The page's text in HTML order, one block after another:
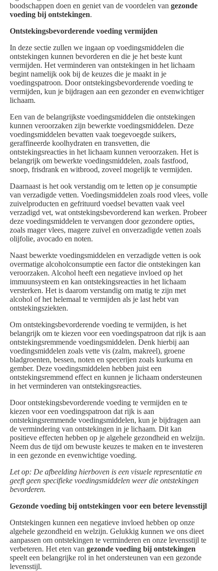
boodschappen doen en geniet van de voordelen van gezonde
voeding bij ontstekingen.
Ontstekingsbevorderende voeding vermijden
In deze sectie zullen we ingaan op voedingsmiddelen die
ontstekingen kunnen bevorderen en die je het beste kunt
vermijden. Het verminderen van ontstekingen in het lichaam
begint namelijk ook bij de keuzes die je maakt in je
voedingspatroon. Door ontstekingsbevorderende voeding te
vermijden, kun je bijdragen aan een gezonder en evenwichtiger
lichaam.
Een van de belangrijkste voedingsmiddelen die ontstekingen
kunnen veroorzaken zijn bewerkte voedingsmiddelen. Deze
voedingsmiddelen bevatten vaak toegevoegde suikers,
geraffineerde koolhydraten en transvetten, die
ontstekingsreacties in het lichaam kunnen veroorzaken. Het is
belangrijk om bewerkte voedingsmiddelen, zoals fastfood,
snoep, frisdrank en witbrood, zoveel mogelijk te vermijden.
Daarnaast is het ook verstandig om te letten op je consumptie
van verzadigde vetten. Voedingsmiddelen zoals rood vlees, volle
zuivelproducten en gefrituurd voedsel bevatten vaak veel
verzadigd vet, wat ontstekingsbevorderend kan werken. Probeer
deze voedingsmiddelen te vervangen door gezondere opties,
zoals mager vlees, magere zuivel en onverzadigde vetten zoals
olijfolie, avocado en noten.
Naast bewerkte voedingsmiddelen en verzadigde vetten is ook
overmatige alcoholconsumptie een factor die ontstekingen kan
veroorzaken. Alcohol heeft een negatieve invloed op het
immuunsysteem en kan ontstekingsreacties in het lichaam
versterken. Het is daarom verstandig om matig te zijn met
alcohol of het helemaal te vermijden als je last hebt van
ontstekingsziekten.
Om ontstekingsbevorderende voeding te vermijden, is het
belangrijk om te kiezen voor een voedingspatroon dat rijk is aan
ontstekingsremmende voedingsmiddelen. Denk hierbij aan
voedingsmiddelen zoals vette vis (zalm, makreel), groene
bladgroenten, bessen, noten en specerijen zoals kurkuma en
gember. Deze voedingsmiddelen hebben juist een
ontstekingsremmend effect en kunnen je lichaam ondersteunen
in het verminderen van ontstekingsreacties.
Door ontstekingsbevorderende voeding te vermijden en te
kiezen voor een voedingspatroon dat rijk is aan
ontstekingsremmende voedingsmiddelen, kun je bijdragen aan
de vermindering van ontstekingen in je lichaam. Dit kan
positieve effecten hebben op je algehele gezondheid en welzijn.
Neem dus de tijd om bewuste keuzes te maken en te investeren
in een gezonde en evenwichtige voeding.
Let op: De afbeelding hierboven is een visuele representatie en
geeft geen specifieke voedingsmiddelen weer die ontstekingen
bevorderen.
Gezonde voeding bij ontstekingen voor een betere levensstijl
Ontstekingen kunnen een negatieve invloed hebben op onze
algehele gezondheid en welzijn. Gelukkig kunnen we ons dieet
aanpassen om ontstekingen te verminderen en onze levensstijl te
verbeteren. Het eten van gezonde voeding bij ontstekingen
speelt een belangrijke rol in het ondersteunen van een gezonde
levensstijl.